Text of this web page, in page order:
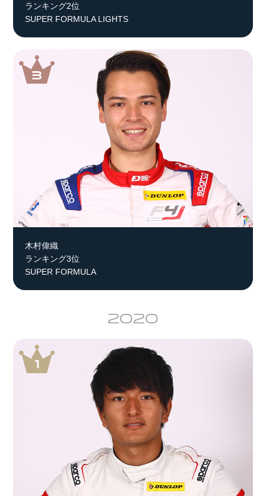
ランキング2位
SUPER FORMULA LIGHTS
木村偉織
ランキング3位
SUPER FORMULA
2020